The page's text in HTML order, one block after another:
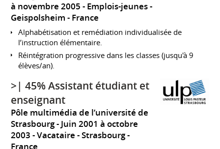
à novembre 2005 Emplois-jeunes
Geispolsheim
France
Alphabétisation et remédiation individualisée de
l’instruction élémentaire.
Réintégration progressive dans les classes (jusqu'à 9
élèves/an).
>| 45% Assistant étudiant et
enseignant
Pôle multimédia de l’université de
Strasbourg
Juin 2001 à octobre
2003 Vacataire
Strasbourg
France